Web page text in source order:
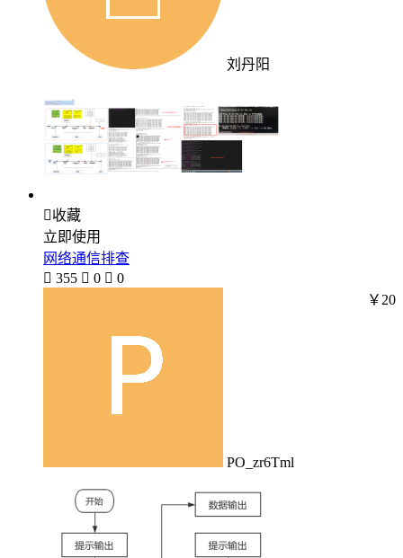
刘丹阳
收藏
立即使用
网络通信排查
 355  0  0
PO_zr6Tml
￥20